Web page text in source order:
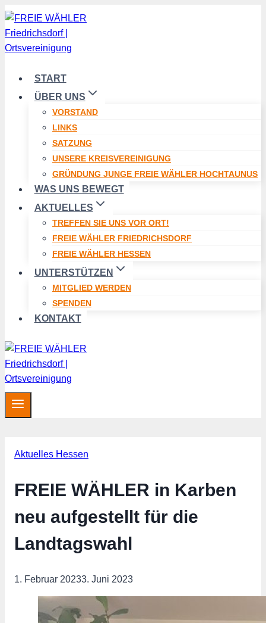
Zum
START
ÜBER UNS
VORSTAND
LINKS
SATZUNG
UNSERE KREISVEREINIGUNG
GRÜNDUNG JUNGE FREIE WÄHLER HOCHTAUNUS
WAS UNS BEWEGT
AKTUELLES
TREFFEN SIE UNS VOR ORT!
FREIE WÄHLER FRIEDRICHSDORF
FREIE WÄHLER HESSEN
UNTERSTÜTZEN
MITGLIED WERDEN
SPENDEN
KONTAKT
Aktuelles Hessen
FREIE WÄHLER in Karben
neu aufgestellt für die
Landtagswahl
1. Februar 20233. Juni 2023